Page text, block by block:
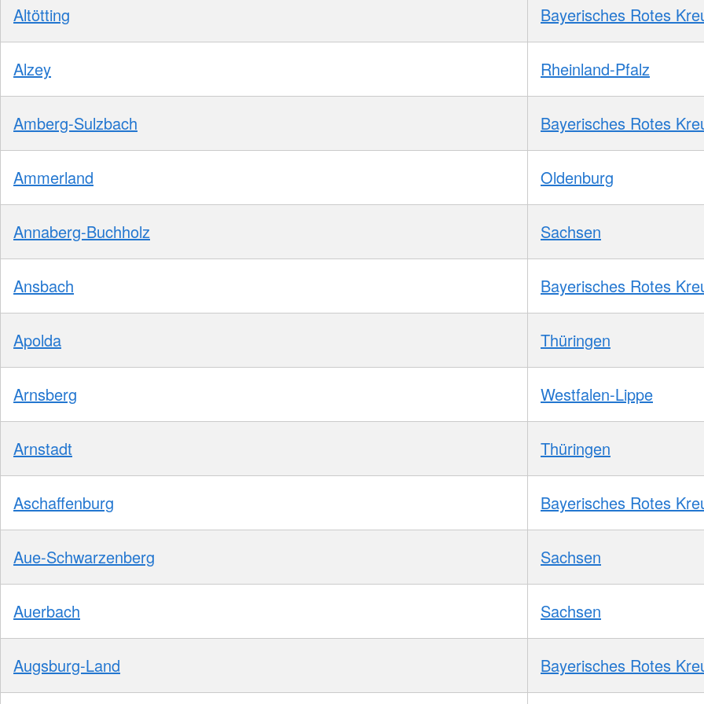
Altötting Bayerisches Rotes
Alzey Rheinland-Pfalz
Amberg-Sulzbach Bayerisches Rotes
Ammerland Oldenburg
Annaberg-Buchholz Sachsen
Ansbach Bayerisches Rotes
Apolda Thüringen
Arnsberg Westfalen-Lippe
Arnstadt Thüringen
Aschaffenburg Bayerisches Rotes
Aue-Schwarzenberg Sachsen
Auerbach Sachsen
Augsburg-Land Bayerisches Rotes